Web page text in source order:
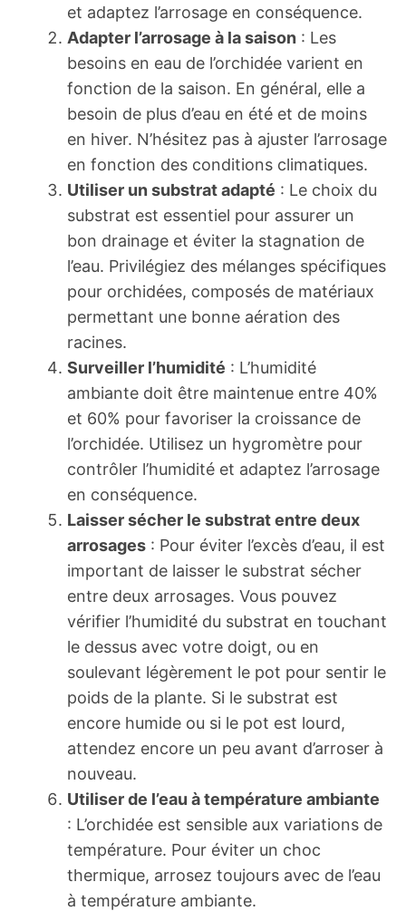
et adaptez l’arrosage en conséquence.
Adapter l’arrosage à la saison : Les
besoins en eau de l’orchidée varient en
fonction de la saison. En général, elle a
besoin de plus d’eau en été et de moins
en hiver. N’hésitez pas à ajuster l’arrosage
en fonction des conditions climatiques.
Utiliser un substrat adapté : Le choix du
substrat est essentiel pour assurer un
bon drainage et éviter la stagnation de
l’eau. Privilégiez des mélanges spécifiques
pour orchidées, composés de matériaux
permettant une bonne aération des
racines.
Surveiller l’humidité : L’humidité
ambiante doit être maintenue entre 40%
et 60% pour favoriser la croissance de
l’orchidée. Utilisez un hygromètre pour
contrôler l’humidité et adaptez l’arrosage
en conséquence.
Laisser sécher le substrat entre deux
arrosages : Pour éviter l’excès d’eau, il est
important de laisser le substrat sécher
entre deux arrosages. Vous pouvez
vérifier l’humidité du substrat en touchant
le dessus avec votre doigt, ou en
soulevant légèrement le pot pour sentir le
poids de la plante. Si le substrat est
encore humide ou si le pot est lourd,
attendez encore un peu avant d’arroser à
nouveau.
Utiliser de l’eau à température ambiante
: L’orchidée est sensible aux variations de
température. Pour éviter un choc
thermique, arrosez toujours avec de l’eau
à température ambiante.